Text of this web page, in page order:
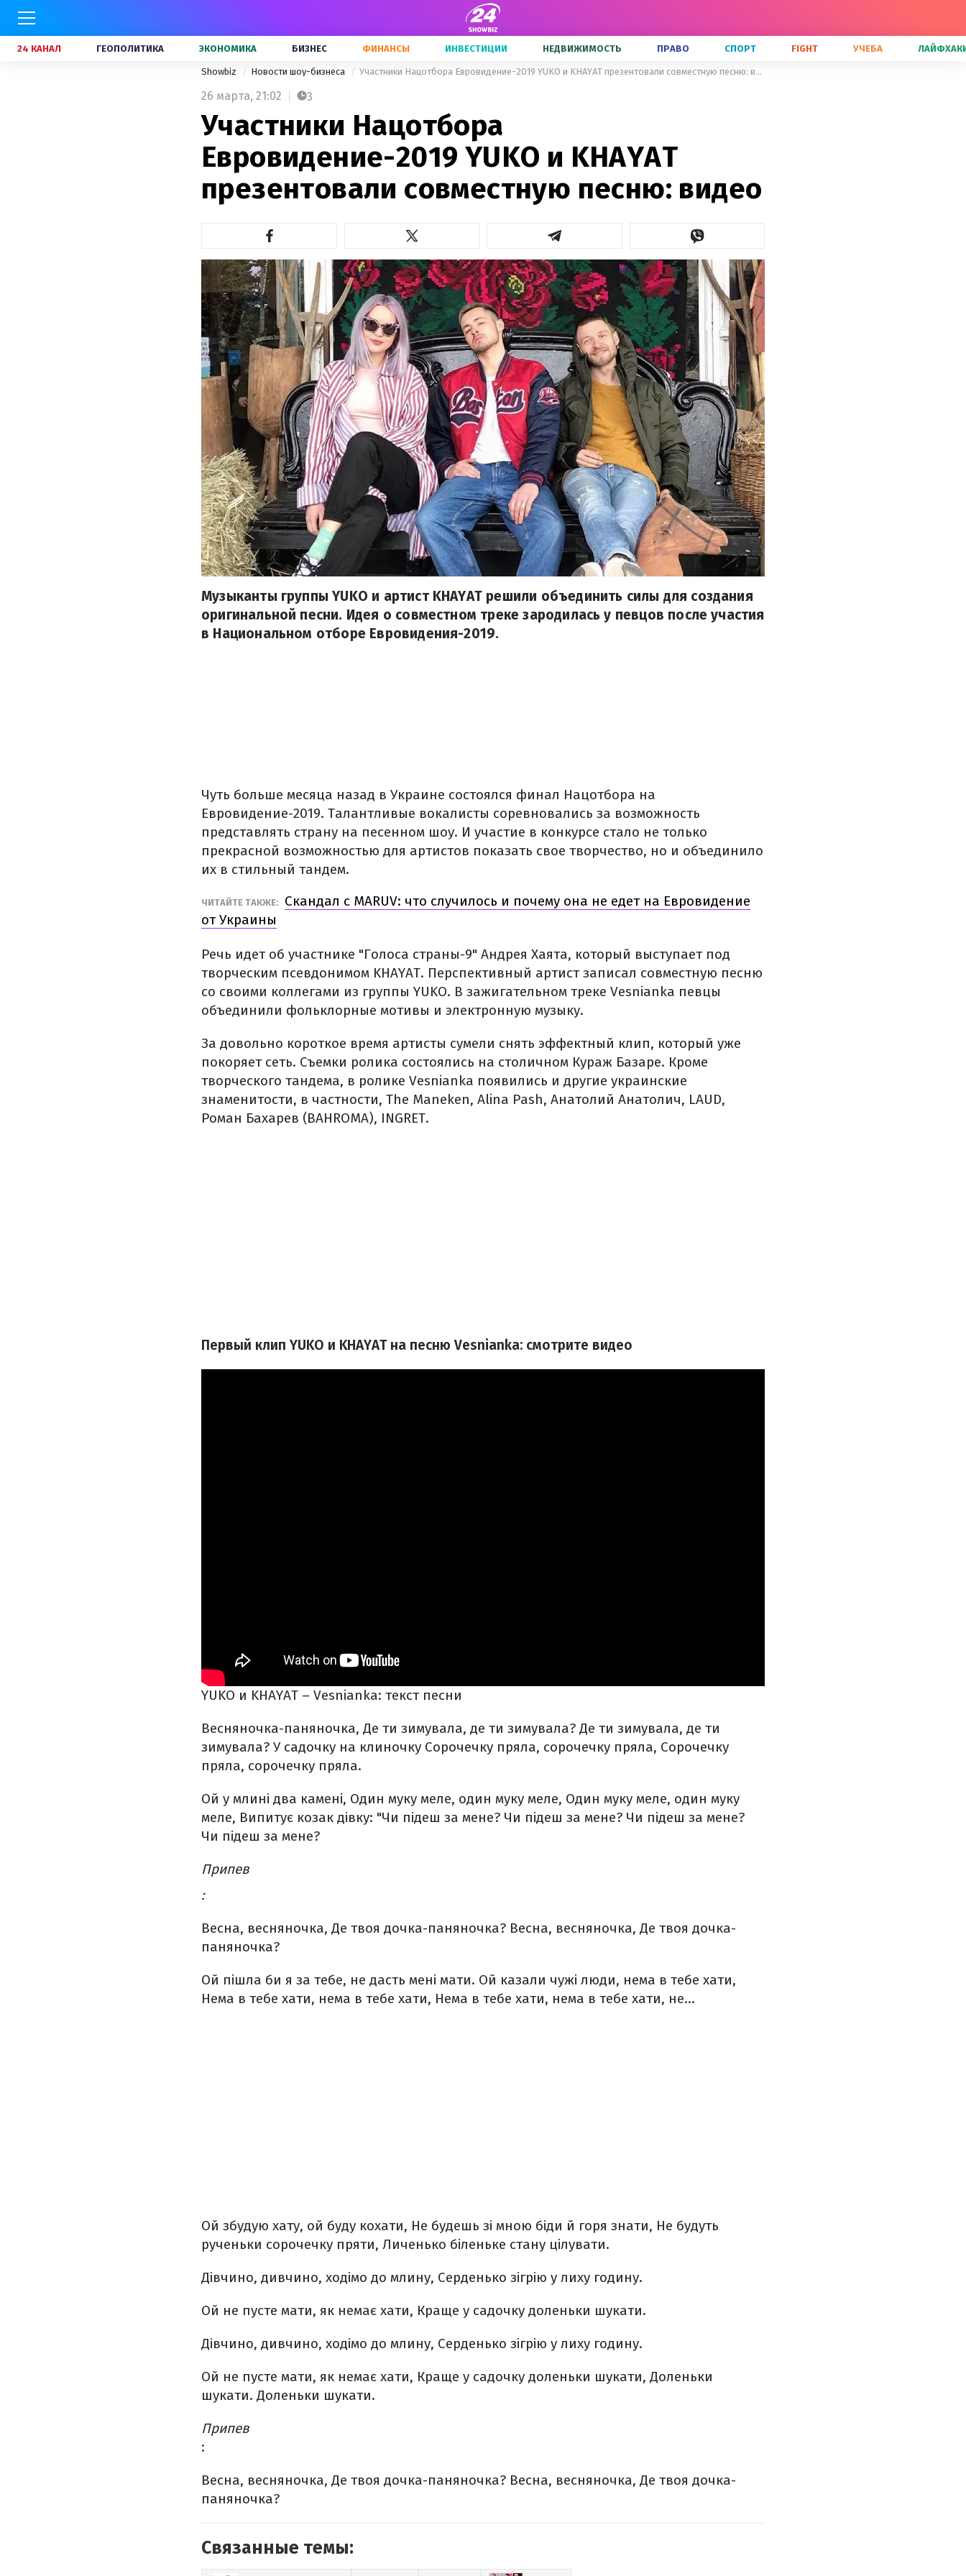
24 КАНАЛ ГЕОПОЛИТИКА ЭКОНОМИКА БИЗНЕС ФИНАНСЫ ИНВЕСТИЦИИ НЕДВИЖИМОСТЬ ПРАВО СПОРТ FIGHT УЧЕБА
Showbiz Новости шоу-бизнеса Участники Нацотбора Евровидение-2019 YUKO и KHAYAT презентовали совместную песню: видео
26 марта, 21:02 3
Участники Нацотбора
Евровидение-2019 YUKO и KHAYAT
презентовали совместную песню: видео
Музыканты группы YUKO и артист KHAYAT решили объединить силы для создания
оригинальной песни. Идея о совместном треке зародилась у певцов после участия
в Национальном отборе Евровидения-2019.
Чуть больше месяца назад в Украине состоялся финал Нацотбора на
Евровидение-2019. Талантливые вокалисты соревновались за возможность
представлять страну на песенном шоу. И участие в конкурсе стало не только
прекрасной возможностью для артистов показать свое творчество, но и объединило
их в стильный тандем.
ЧИТАЙТЕ ТАКЖЕ:
Скандал с MARUV: что случилось и почему она не едет на Евровидение
от Украины
Речь идет об участнике "Голоса страны-9" Андрея Хаята, который выступает под
творческим псевдонимом KHAYAT. Перспективный артист записал совместную песню
со своими коллегами из группы YUKO. В зажигательном треке Vesnianka певцы
объединили фольклорные мотивы и электронную музыку.
За довольно короткое время артисты сумели снять эффектный клип, который уже
покоряет сеть. Съемки ролика состоялись на столичном Кураж Базаре. Кроме
творческого тандема, в ролике Vesnianka появились и другие украинские
знаменитости, в частности, The Maneken, Alina Pash, Анатолий Анатолич, LAUD,
Роман Бахарев (BAHROMA), INGRET.
Первый клип YUKO и KHAYAT на песню Vesnianka: смотрите видео
YUKO и KHAYAT – Vesnianka: текст песни
Весняночка-паняночка, Де ти зимувала, де ти зимувала? Де ти зимувала, де ти
зимувала? У садочку на клиночку Сорочечку пряла, сорочечку пряла, Сорочечку
пряла, сорочечку пряла.
Ой у млині два камені, Один муку меле, один муку меле, Один муку меле, один муку
меле, Випитує козак дівку: "Чи підеш за мене? Чи підеш за мене? Чи підеш за мене?
Чи підеш за мене?
Припев
:
Весна, весняночка, Де твоя дочка-паняночка? Весна, весняночка, Де твоя дочка-
паняночка?
Ой пішла би я за тебе, не дасть мені мати. Ой казали чужі люди, нема в тебе хати,
Нема в тебе хати, нема в тебе хати, Нема в тебе хати, нема в тебе хати, не...
Ой збудую хату, ой буду кохати, Не будешь зі мною біди й горя знати, Не будуть
рученьки сорочечку пряти, Личенько біленьке стану цілувати.
Дівчино, дивчино, ходімо до млину, Серденько зігрію у лиху годину.
Ой не пусте мати, як немає хати, Краще у садочку доленьки шукати.
Дівчино, дивчино, ходімо до млину, Серденько зігрію у лиху годину.
Ой не пусте мати, як немає хати, Краще у садочку доленьки шукати, Доленьки
шукати. Доленьки шукати.
Припев
:
Весна, весняночка, Де твоя дочка-паняночка? Весна, весняночка, Де твоя дочка-
паняночка?
Связанные темы: